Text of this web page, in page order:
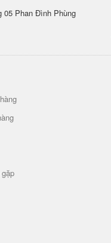
05 Phan Đình Phùng